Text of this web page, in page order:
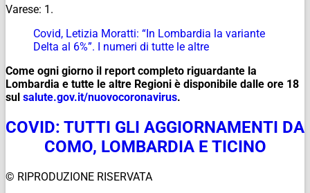
Varese: 1.
Covid, Letizia Moratti: “In Lombardia la variante
Delta al 6%”. I numeri di tutte le altre
Come ogni giorno il report completo riguardante la
Lombardia e tutte le altre Regioni è disponibile dalle ore 18
sul salute.gov.it/nuovocoronavirus.
COVID: TUTTI GLI AGGIORNAMENTI DA
COMO, LOMBARDIA E TICINO
© RIPRODUZIONE RISERVATA